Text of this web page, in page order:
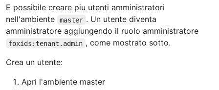
E possibile creare piu utenti amministratori
nell'ambiente
master . Un utente diventa
amministratore aggiungendo il ruolo amministratore
foxids:tenant.admin , come mostrato sotto.
Crea un utente:
Apri l'ambiente master